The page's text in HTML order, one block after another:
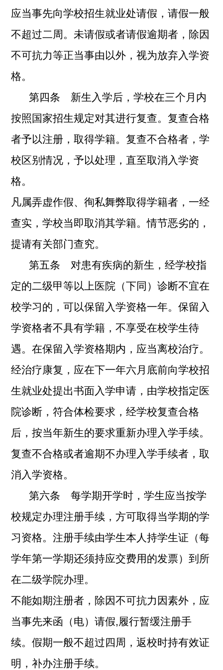
应当事先向学校招生就业处请假，请假一般
不超过二周。未请假或者请假逾期者，除因
不可抗力等正当事由以外，视为放弃入学资
格。
第四条 新生入学后，学校在三个月内
按照国家招生规定对其进行复查。复查合格
者予以注册，取得学籍。复查不合格者，学
校区别情况，予以处理，直至取消入学资
格。
凡属弄虚作假、徇私舞弊取得学籍者，一经
查实，学校当即取消其学籍。情节恶劣的，
提请有关部门查究。
第五条 对患有疾病的新生，经学校指
定的二级甲等以上医院（下同）诊断不宜在
校学习的，可以保留入学资格一年。保留入
学资格者不具有学籍，不享受在校学生待
遇。在保留入学资格期内，应当离校治疗。
经治疗康复，应在下一年六月底前向学校招
生就业处提出书面入学申请，由学校指定医
院诊断，符合体检要求，经学校复查合格
后，按当年新生的要求重新办理入学手续。
复查不合格或者逾期不办理入学手续者，取
消入学资格。
第六条 每学期开学时，学生应当按学
校规定办理注册手续，方可取得当学期的学
习资格。注册手续由学生本人持学生证（每
学年第一学期还须持应交费用的发票）到所
在二级学院办理。
不能如期注册者，除因不可抗力因素外，应
当事先来函（电）请假,履行暂缓注册手
续。假期一般不超过四周，返校时持有效证
明，补办注册手续。